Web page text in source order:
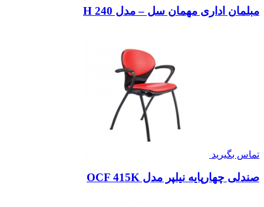
مبلمان اداری مهمان سل – مدل H 240
تماس بگیرید
صندلی چهارپایه نیلپر مدل OCF 415K